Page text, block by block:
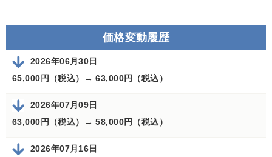
価格変動履歴
2026年06月30日
65,000円（税込）→ 63,000円（税込）
2026年07月09日
63,000円（税込）→ 58,000円（税込）
2026年07月16日